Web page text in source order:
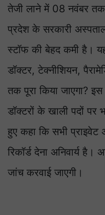
तेजी लाने में 08 नवंबर तक
प्रदेश के सरकारी
स्टॉफ की बेहद कमी है।
डॉक्टर, टेक्नीशियन,
तक पूरा किया जाएगा?
डॉक्टरों के खाली पदों
हुए कहा कि सभी प्राइवेट
रिकॉर्ड देना अनिवार्य है।
जांच करवाई जाएगी।